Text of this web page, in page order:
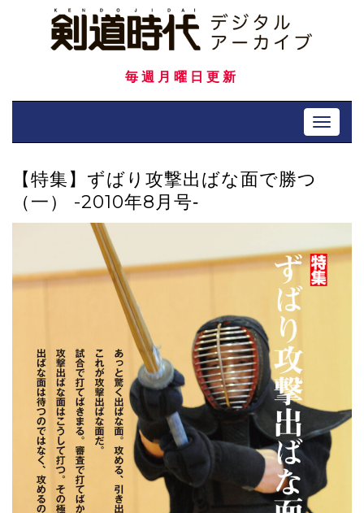
毎週月曜日更新
Toggle
【特集】ずばり攻撃出ばな面で勝つ
（一） -2010年8月号‐